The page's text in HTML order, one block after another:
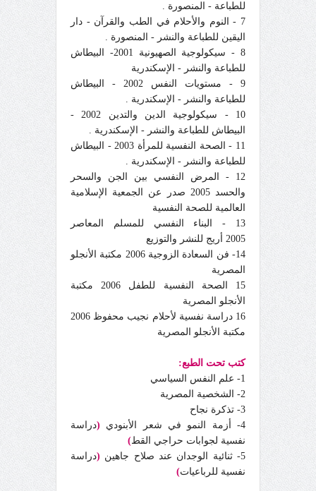
للطباعة - المنصورة .
7 - النوم والأحلام في الطب والقرآن - دار
اليقين للطباعة والنشر - المنصورة .
8 - سيكولوجية الصهيونية 2001- البيطاش
للطباعة والنشر - الإسكندرية
9 - مستويات النفس 2002 - البيطاش
للطباعة والنشر - الإسكندرية .
10 - سيكولوجية الدين والتدين 2002 -
البيطاش للطباعة والنشر - الإسكندرية .
11 - الصحة النفسية للمرأة 2003 - البيطاش
للطباعة والنشر - الإسكندرية .
12 - المرض النفسي بين الجن والسحر
والحسد 2005 صدر عن الجمعية الإسلامية
العالمية للصحة النفسية
13 - البناء النفسي للمسلم المعاصر
2005 أريج للنشر والتوزيع
14- فن السعادة الزوجية 2006 مكتبة الأنجلو
المصرية
15 الصحة النفسية للطفل 2006 مكتبة
الأنجلو المصرية
16 دراسة نفسية لأحلام نجيب محفوظ 2006
مكتبة الأنجلو المصرية
كتب تحت الطبع:
1- علم النفس السياسي
2- الشخصية المصرية
3- تذكرة نجاح
4- أزمة النمو في شعر الأبنودي
(دراسة
نفسية لجوابات حراجي القط)
5- ثنائية الوجدان عند صلاح جاهين
(دراسة
نفسية للرباعيات)